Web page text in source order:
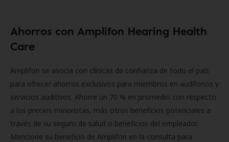
Ahorros con Amplifon Hearing Health
Care
Amplifon se asocia con clínicas de confianza de todo el país
para ofrecer ahorros exclusivos para miembros en audífonos y
servicios auditivos. Ahorre un 70 % en promedio con respecto
a los precios minoristas, más otros beneficios potenciales a
través de su seguro de salud o beneficios del empleador.
Mencione su beneficio de Amplifon en la consulta para